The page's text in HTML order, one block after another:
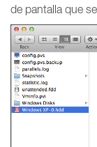
de pantalla que